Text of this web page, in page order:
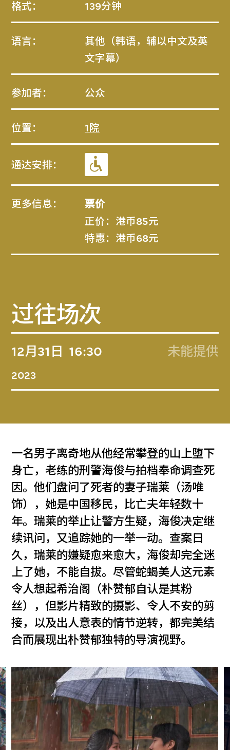
格式： 139分钟
语言：
其他（韩语，辅以中文及英
文字幕）
参加者： 公众
位置： 1院
通达安排：
更多信息： 票价
正价：港币85元
特惠：港币68元
过往场次
12月31日
2023
16:30 未能提供
一名男子离奇地从他经常攀登的山上堕下
身亡，老练的刑警海俊与拍档奉命调查死
因。他们盘问了死者的妻子瑞莱（汤唯
饰），她是中国移民，比亡夫年轻数十
年。瑞莱的举止让警方生疑，海俊决定继
续讯问，又追踪她的一举一动。查案日
久，瑞莱的嫌疑愈来愈大，海俊却完全迷
上了她，不能自拔。尽管蛇蝎美人这元素
令人想起希治阁（朴赞郁自认是其粉
丝），但影片精致的摄影、令人不安的剪
接，以及出人意表的情节逆转，都完美结
合而展现出朴赞郁独特的导演视野。